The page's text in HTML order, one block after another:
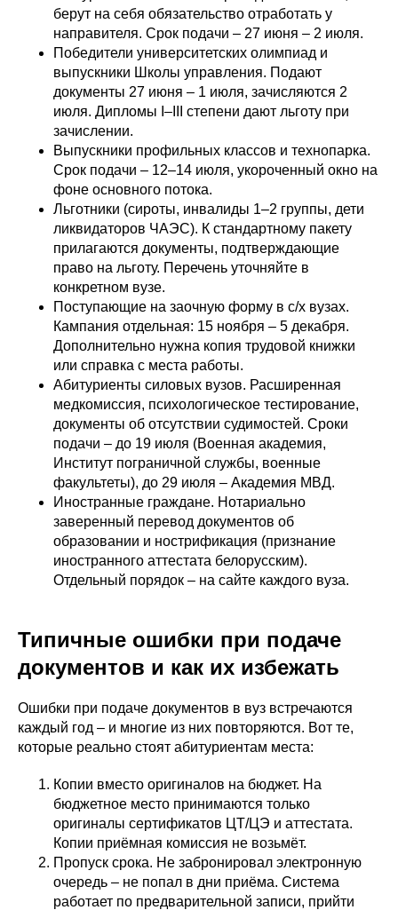
берут на себя обязательство отработать у
направителя. Срок подачи – 27 июня – 2 июля.
Победители университетских олимпиад и
выпускники Школы управления. Подают
документы 27 июня – 1 июля, зачисляются 2
июля. Дипломы I–III степени дают льготу при
зачислении.
Выпускники профильных классов и технопарка.
Срок подачи – 12–14 июля, укороченный окно на
фоне основного потока.
Льготники (сироты, инвалиды 1–2 группы, дети
ликвидаторов ЧАЭС). К стандартному пакету
прилагаются документы, подтверждающие
право на льготу. Перечень уточняйте в
конкретном вузе.
Поступающие на заочную форму в с/х вузах.
Кампания отдельная: 15 ноября – 5 декабря.
Дополнительно нужна копия трудовой книжки
или справка с места работы.
Абитуриенты силовых вузов. Расширенная
медкомиссия, психологическое тестирование,
документы об отсутствии судимостей. Сроки
подачи – до 19 июля (Военная академия,
Институт пограничной службы, военные
факультеты), до 29 июля – Академия МВД.
Иностранные граждане. Нотариально
заверенный перевод документов об
образовании и нострификация (признание
иностранного аттестата белорусским).
Отдельный порядок – на сайте каждого вуза.
Типичные ошибки при подаче
документов и как их избежать
Ошибки при подаче документов в вуз встречаются
каждый год – и многие из них повторяются. Вот те,
которые реально стоят абитуриентам места:
Копии вместо оригиналов на бюджет. На
бюджетное место принимаются только
оригиналы сертификатов ЦТ/ЦЭ и аттестата.
Копии приёмная комиссия не возьмёт.
Пропуск срока. Не забронировал электронную
очередь – не попал в дни приёма. Система
работает по предварительной записи, прийти